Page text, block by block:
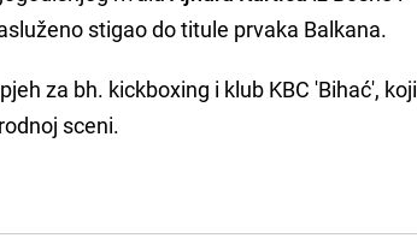
stigao do titule prvaka Balkana.
za bh. kickboxing i klub KBC 'Bihać', koji
sceni.